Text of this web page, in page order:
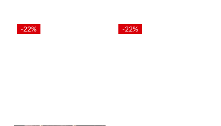
-22% -22%